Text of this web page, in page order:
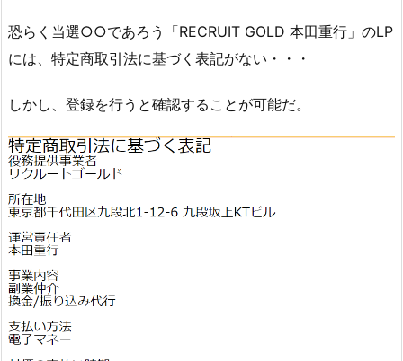
恐らく当選○○であろう「RECRUIT GOLD 本田重行」のLP
には、特定商取引法に基づく表記がない・・・
しかし、登録を行うと確認することが可能だ。